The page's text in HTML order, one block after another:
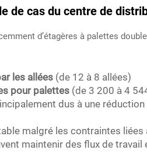
de cas du centre de
d’étagères à palettes
les allées (de 12 à 8 allées)
pour palettes (de 3 200 à 4
dus à une
malgré les contraintes liées
maintenir des flux de